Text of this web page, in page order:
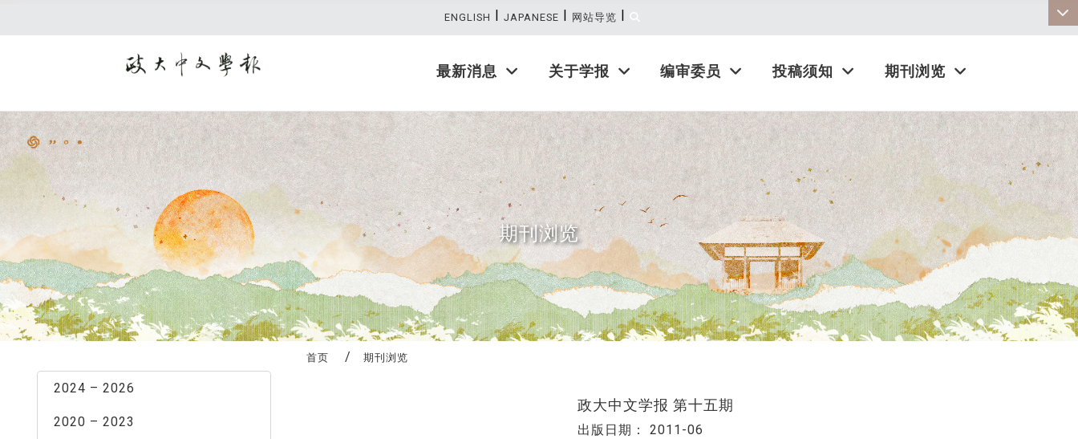
最新消息 关于学报 编审委员 投稿须知 期刊浏览
ENGLISH | JAPANESE | 网站导览 |
期刊浏览
2024 – 2026
2020 – 2023
首页 期刊浏览
政大中文学报 第十五期
出版日期： 2011-06